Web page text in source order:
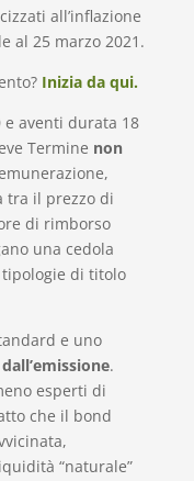
all’inflazione
al 25 marzo 2021.
Inizia da qui.
e aventi durata 18
Termine non
tra il prezzo di
di rimborso
una cedola
di titolo
e uno
.
esperti di
che il bond
“naturale”